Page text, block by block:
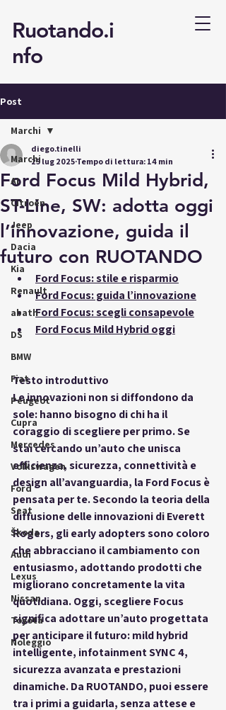
Ruotando.i
nfo
Post
Marchi
AI
Citroën
Jeep
Dacia
Kia
Renault
abath
DS
BMW
Fiat
Peugeot
Cupra
Mercedes
Volkswagen
Ford
Seat
Škoda
Audi
Lexus
Nissan
Toyota
Noleggio
Marchi
Ford Focus Mild Hybrid,
ST-Line, SW: adotta oggi
l’innovazione, guida il
futuro con RUOTANDO
diego.tinelli
25 lug 2025Tempo di lettura: 14 min
Ford Focus: stile e risparmio
Ford Focus: guida l’innovazione
Ford Focus: scegli consapevole
Ford Focus Mild Hybrid oggi
Testo introduttivo
Le innovazioni non si diffondono da
sole: hanno bisogno di chi ha il
coraggio di scegliere per primo. Se
stai cercando un’auto che unisca
efficienza, sicurezza, connettività e
design all’avanguardia, la Ford Focus è
pensata per te. Secondo la teoria della
diffusione delle innovazioni di Everett
Rogers, gli early adopters sono coloro
che abbracciano il cambiamento con
entusiasmo, adottando prodotti che
migliorano concretamente la vita
quotidiana. Oggi, scegliere Focus
significa adottare un’auto progettata
per anticipare il futuro: mild hybrid
intelligente, infotainment SYNC 4,
sicurezza avanzata e prestazioni
dinamiche. Da RUOTANDO, puoi essere
tra i primi a guidarla, senza attese e